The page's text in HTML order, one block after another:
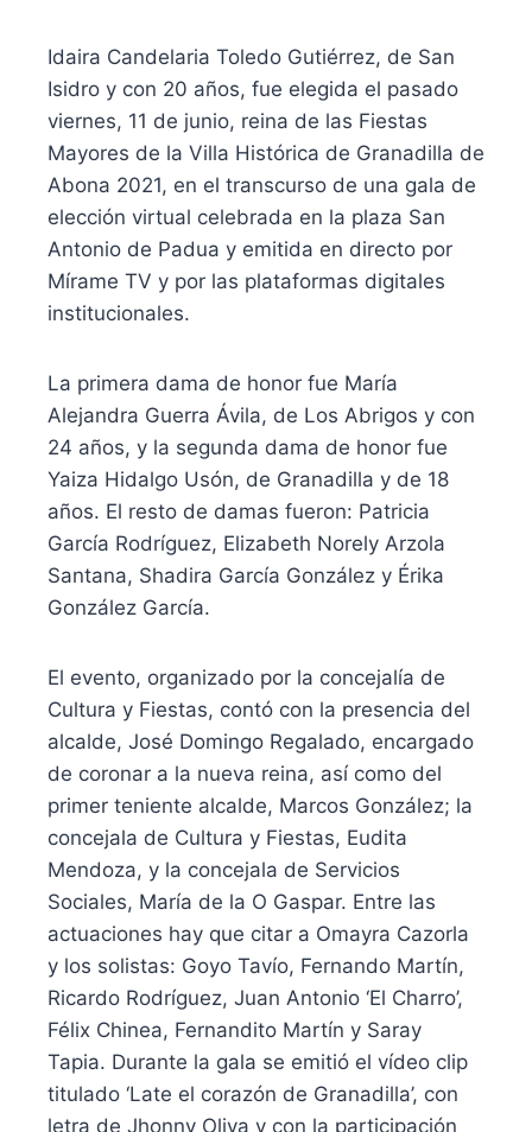
Idaira Candelaria Toledo Gutiérrez, de San
Isidro y con 20 años, fue elegida el pasado
viernes, 11 de junio, reina de las Fiestas
Mayores de la Villa Histórica de Granadilla de
Abona 2021, en el transcurso de una gala de
elección virtual celebrada en la plaza San
Antonio de Padua y emitida en directo por
Mírame TV y por las plataformas digitales
institucionales.
La primera dama de honor fue María
Alejandra Guerra Ávila, de Los Abrigos y con
24 años, y la segunda dama de honor fue
Yaiza Hidalgo Usón, de Granadilla y de 18
años. El resto de damas fueron: Patricia
García Rodríguez, Elizabeth Norely Arzola
Santana, Shadira García González y Érika
González García.
El evento, organizado por la concejalía de
Cultura y Fiestas, contó con la presencia del
alcalde, José Domingo Regalado, encargado
de coronar a la nueva reina, así como del
primer teniente alcalde, Marcos González; la
concejala de Cultura y Fiestas, Eudita
Mendoza, y la concejala de Servicios
Sociales, María de la O Gaspar. Entre las
actuaciones hay que citar a Omayra Cazorla
y los solistas: Goyo Tavío, Fernando Martín,
Ricardo Rodríguez, Juan Antonio ‘El Charro’,
Félix Chinea, Fernandito Martín y Saray
Tapia. Durante la gala se emitió el vídeo clip
titulado ‘Late el corazón de Granadilla’, con
letra de Jhonny Oliva y con la participación